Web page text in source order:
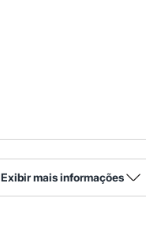
Serviços
Tipos de
Exibir mais informações